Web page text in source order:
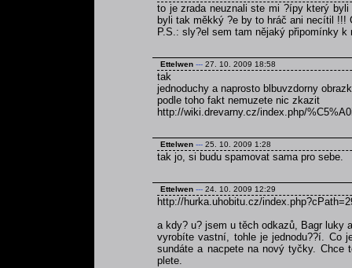
to je zrada neuznali ste mi ?ípy který
byli tak měkký ?e by to hráč ani necítil !!!
P.S.: sly?el sem tam nějaký připomínky
Ettelwen --- 27. 10. 2009 18:58
tak
jednoduchy a naprosto blbuvzdorny
podle toho fakt nemuzete nic zkazit
http://wiki.drevarny.cz/index.php/
Ettelwen --- 25. 10. 2009 1:28
tak jo, si budu spamovat sama pro sebe.
Ettelwen --- 24. 10. 2009 12:29
http://hurka.uhobitu.cz/
a kdy? u? jsem u těch odkazů, Bagr luky
vyrobíte vastní, tohle je jednodu??í. Co
sundáte a nacpete na nový tyčky.
plete.